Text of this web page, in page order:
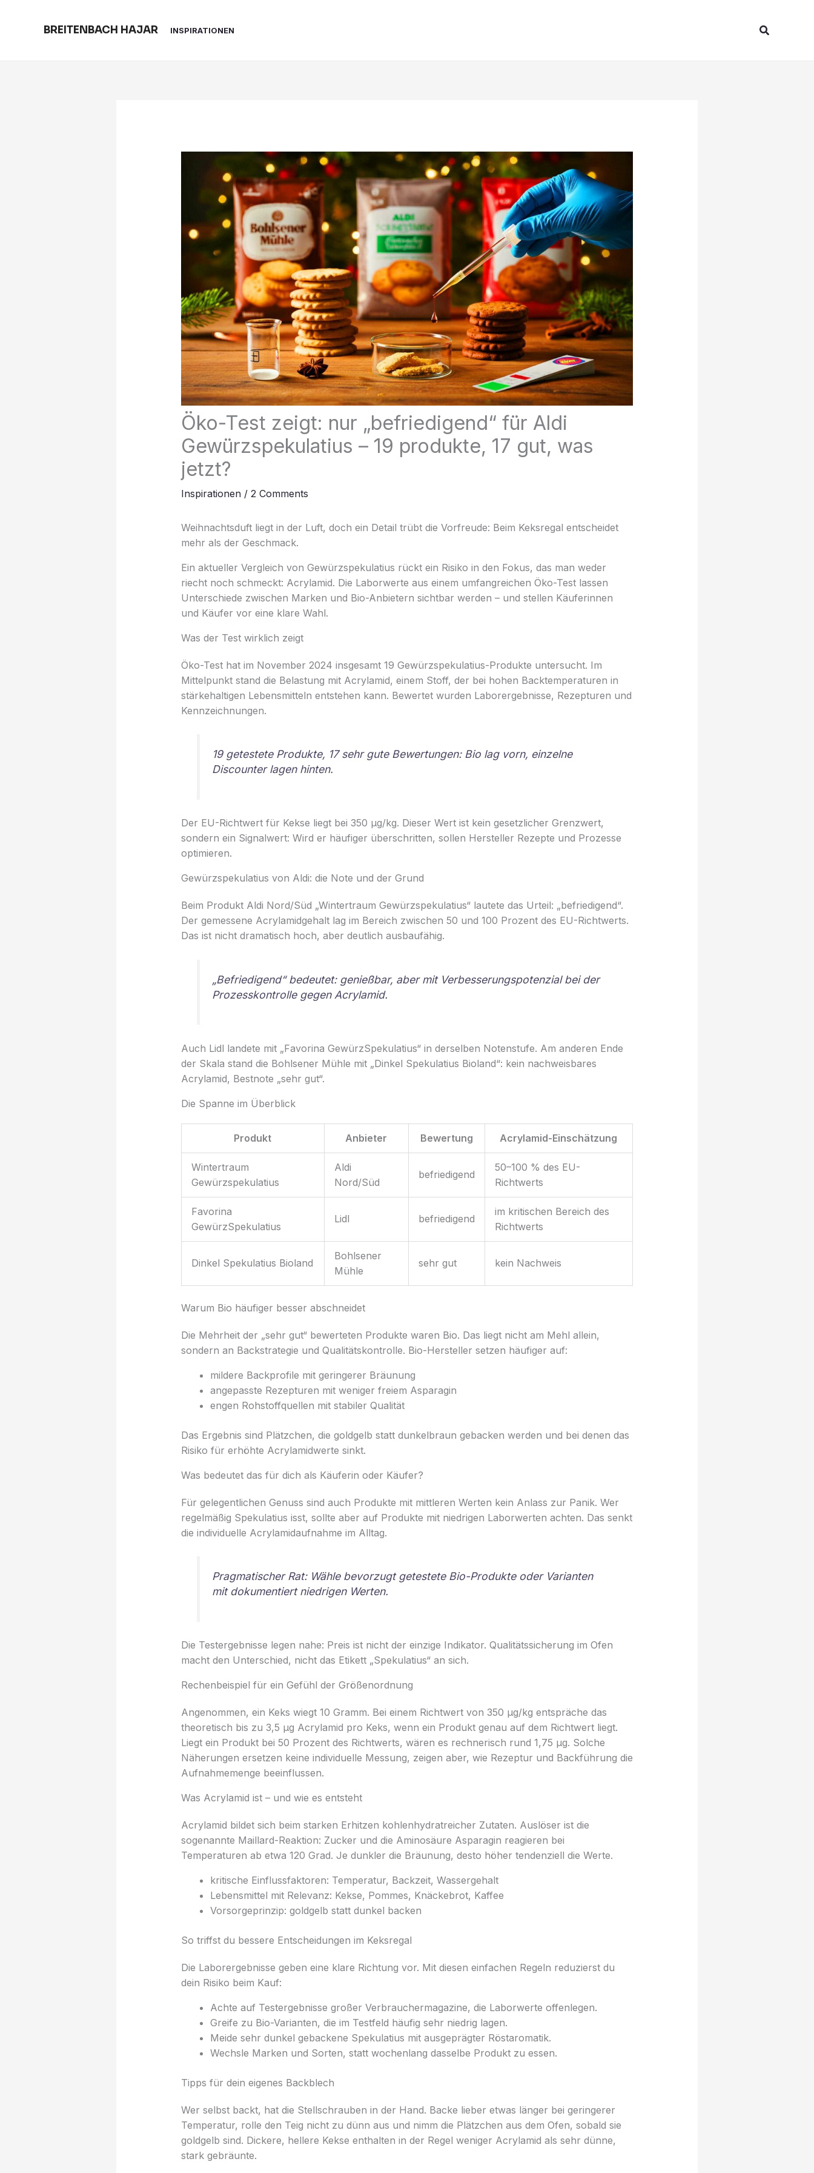
BREITENBACH HAJAR INSPIRATIONEN Search
Öko-Test zeigt: nur „befriedigend“ für Aldi
Gewürzspekulatius – 19 produkte, 17 gut, was
jetzt?
Inspirationen/ 2 Comments
Weihnachtsduft liegt in der Luft, doch ein Detail trübt die Vorfreude: Beim Keksregal entscheidet
mehr als der Geschmack.
Ein aktueller Vergleich von Gewürzspekulatius rückt ein Risiko in den Fokus, das man weder
riecht noch schmeckt: Acrylamid. Die Laborwerte aus einem umfangreichen Öko-Test lassen
Unterschiede zwischen Marken und Bio-Anbietern sichtbar werden – und stellen Käuferinnen
und Käufer vor eine klare Wahl.
Was der Test wirklich zeigt
Öko-Test hat im November 2024 insgesamt 19 Gewürzspekulatius-Produkte untersucht. Im
Mittelpunkt stand die Belastung mit Acrylamid, einem Stoff, der bei hohen Backtemperaturen in
stärkehaltigen Lebensmitteln entstehen kann. Bewertet wurden Laborergebnisse, Rezepturen und
Kennzeichnungen.
19 getestete Produkte, 17 sehr gute Bewertungen: Bio lag vorn, einzelne
Discounter lagen hinten.
Der EU-Richtwert für Kekse liegt bei 350 µg/kg. Dieser Wert ist kein gesetzlicher Grenzwert,
sondern ein Signalwert: Wird er häufiger überschritten, sollen Hersteller Rezepte und Prozesse
optimieren.
Gewürzspekulatius von Aldi: die Note und der Grund
Beim Produkt Aldi Nord/Süd „Wintertraum Gewürzspekulatius“ lautete das Urteil: „befriedigend“.
Der gemessene Acrylamidgehalt lag im Bereich zwischen 50 und 100 Prozent des EU-Richtwerts.
Das ist nicht dramatisch hoch, aber deutlich ausbaufähig.
„Befriedigend“ bedeutet: genießbar, aber mit Verbesserungspotenzial bei der
Prozesskontrolle gegen Acrylamid.
Auch Lidl landete mit „Favorina GewürzSpekulatius“ in derselben Notenstufe. Am anderen Ende
der Skala stand die Bohlsener Mühle mit „Dinkel Spekulatius Bioland“: kein nachweisbares
Acrylamid, Bestnote „sehr gut“.
Die Spanne im Überblick
Produkt Anbieter Bewertung Acrylamid-Einschätzung
Wintertraum
Gewürzspekulatius
Aldi
Nord/Süd
befriedigend
50–100 % des EU-
Richtwerts
Favorina
GewürzSpekulatius
Lidl befriedigend
im kritischen Bereich des
Richtwerts
Dinkel Spekulatius Bioland
Bohlsener
Mühle
sehr gut kein Nachweis
Warum Bio häufiger besser abschneidet
Die Mehrheit der „sehr gut“ bewerteten Produkte waren Bio. Das liegt nicht am Mehl allein,
sondern an Backstrategie und Qualitätskontrolle. Bio-Hersteller setzen häufiger auf:
mildere Backprofile mit geringerer Bräunung
angepasste Rezepturen mit weniger freiem Asparagin
engen Rohstoffquellen mit stabiler Qualität
Das Ergebnis sind Plätzchen, die goldgelb statt dunkelbraun gebacken werden und bei denen das
Risiko für erhöhte Acrylamidwerte sinkt.
Was bedeutet das für dich als Käuferin oder Käufer?
Für gelegentlichen Genuss sind auch Produkte mit mittleren Werten kein Anlass zur Panik. Wer
regelmäßig Spekulatius isst, sollte aber auf Produkte mit niedrigen Laborwerten achten. Das senkt
die individuelle Acrylamidaufnahme im Alltag.
Pragmatischer Rat: Wähle bevorzugt getestete Bio-Produkte oder Varianten
mit dokumentiert niedrigen Werten.
Die Testergebnisse legen nahe: Preis ist nicht der einzige Indikator. Qualitätssicherung im Ofen
macht den Unterschied, nicht das Etikett „Spekulatius“ an sich.
Rechenbeispiel für ein Gefühl der Größenordnung
Angenommen, ein Keks wiegt 10 Gramm. Bei einem Richtwert von 350 µg/kg entspräche das
theoretisch bis zu 3,5 µg Acrylamid pro Keks, wenn ein Produkt genau auf dem Richtwert liegt.
Liegt ein Produkt bei 50 Prozent des Richtwerts, wären es rechnerisch rund 1,75 µg. Solche
Näherungen ersetzen keine individuelle Messung, zeigen aber, wie Rezeptur und Backführung die
Aufnahmemenge beeinflussen.
Was Acrylamid ist – und wie es entsteht
Acrylamid bildet sich beim starken Erhitzen kohlenhydratreicher Zutaten. Auslöser ist die
sogenannte Maillard-Reaktion: Zucker und die Aminosäure Asparagin reagieren bei
Temperaturen ab etwa 120 Grad. Je dunkler die Bräunung, desto höher tendenziell die Werte.
kritische Einflussfaktoren: Temperatur, Backzeit, Wassergehalt
Lebensmittel mit Relevanz: Kekse, Pommes, Knäckebrot, Kaffee
Vorsorgeprinzip: goldgelb statt dunkel backen
So triffst du bessere Entscheidungen im Keksregal
Die Laborergebnisse geben eine klare Richtung vor. Mit diesen einfachen Regeln reduzierst du
dein Risiko beim Kauf:
Achte auf Testergebnisse großer Verbrauchermagazine, die Laborwerte offenlegen.
Greife zu Bio-Varianten, die im Testfeld häufig sehr niedrig lagen.
Meide sehr dunkel gebackene Spekulatius mit ausgeprägter Röstaromatik.
Wechsle Marken und Sorten, statt wochenlang dasselbe Produkt zu essen.
Tipps für dein eigenes Backblech
Wer selbst backt, hat die Stellschrauben in der Hand. Backe lieber etwas länger bei geringerer
Temperatur, rolle den Teig nicht zu dünn aus und nimm die Plätzchen aus dem Ofen, sobald sie
goldgelb sind. Dickere, hellere Kekse enthalten in der Regel weniger Acrylamid als sehr dünne,
stark gebräunte.